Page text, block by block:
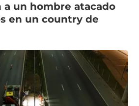
a un hombre atacado
en un country de